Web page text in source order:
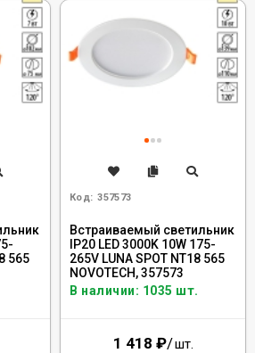
565
Код: 357573
Встраиваемый светильник
IP20 LED 3000K 10W 175-
265V LUNA SPOT NT18 565
NOVOTECH, 357573
В наличии: 1035 шт.
1 418 ₽/шт.